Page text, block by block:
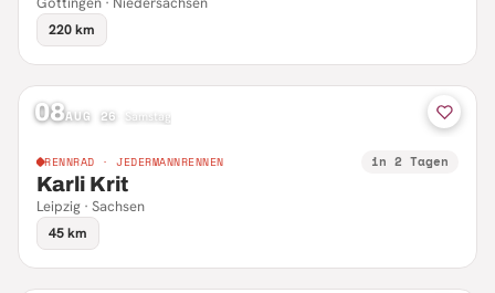
220 km
08AUG 26 Samstag
RENNRAD · JEDERMANNRENNEN in 2 Tagen
Karli Krit
Leipzig · Sachsen
45 km